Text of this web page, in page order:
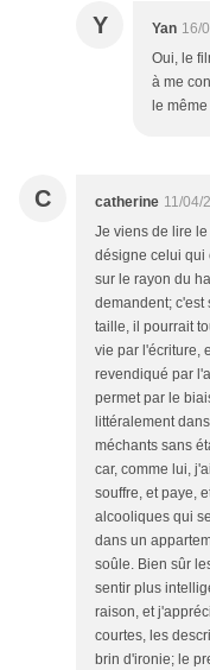
Y Yan 16/
Oui, le
à me
le
C catherine 11/04/
Je viens de lire
désigne celui qui
sur le rayon du
demandent; c'est
taille, il pourrait
vie par l'écriture,
revendiqué par
permet par le
littéralement
méchants sans
car, comme lui,
souffre, et paye,
alcooliques qui
dans un
soûle. Bien sûr
sentir plus
raison, et
courtes, les
brin d'ironie; le